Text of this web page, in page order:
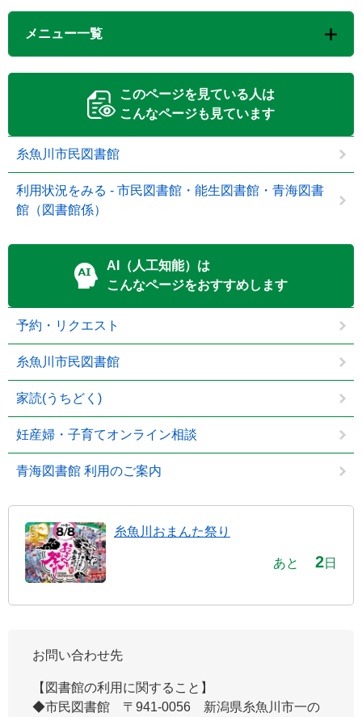
メニュー一覧
このページを見ている人は
こんなページも見ています
糸魚川市民図書館
利用状況をみる - 市民図書館・能生図書館・青海図書
館（図書館係）
AI（人工知能）は
こんなページをおすすめします
予約・リクエスト
糸魚川市民図書館
家読(うちどく)
妊産婦・子育てオンライン相談
青海図書館 利用のご案内
糸魚川おまんた祭り
あと 2日
お問い合わせ先
【図書館の利用に関すること】
◆市民図書館 ​〒941-0056 新潟県糸魚川市一の